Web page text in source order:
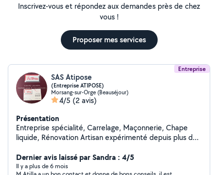
Inscrivez-vous et répondez aux demandes près de chez
vous !
Proposer mes services
Entreprise
SAS Atipose
(Entreprise ATIPOSE)
Morsang-sur-Orge (Beauséjour)
4/5 (2 avis)
Présentation
Entreprise spécialité, Carrelage, Maçonnerie, Chape
liquide, Rénovation Artisan expérimenté depuis plus de
tous vos projets de construction et de rénovation : Pose
de chape liquide Carrelage & faïence (sols, murs,
Dernier avis laissé par Sandra : 4/5
Il y a plus de 6 mois